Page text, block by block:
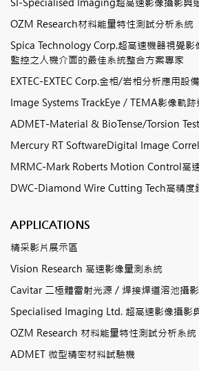
OZM Research材料能量特性測試分析系統
Spica Technology Corp.超高速機器視覺影
監控之人機介面的最佳系統整合方案專家
EXTEC-EXTEC Corp.金相/岩相分析應用設
Image Systems TrackEye / TEMA影像軌
ADMET-Material & BioTense/Torsion
Mercury RT SoftwareDigital Image
MRMC-Mark Roberts Motion Control高
DWC-Diamond Wire Cutting Tech高精度
APPLICATIONS
精采影片展示區
Vision Research 高速影像量測系統
Cavitar 二極體雷射光源 / 焊接焊道溶池攝
Specialised Imaging Ltd. 超高速影像攝影
OZM Research 材料能量特性測試分析系統
ADMET 微型精密材料試驗機